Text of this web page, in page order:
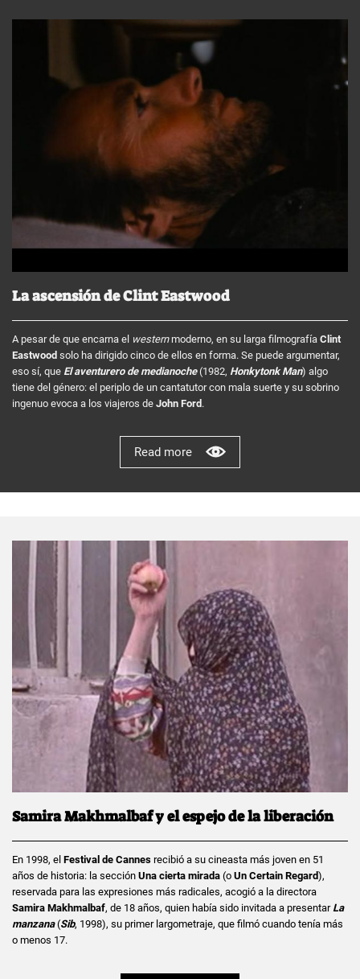
La ascensión de Clint Eastwood
A pesar de que encarna el westernmoderno, en su larga filmografía Clint
Eastwood solo ha dirigido cinco de ellos en forma. Se puede argumentar,
eso sí, que El aventurero de medianoche(1982, Honkytonk Man) algo
tiene del género: el periplo de un cantatutor con mala suerte y su sobrino
ingenuo evoca a los viajeros de John Ford.
Read more
Samira Makhmalbaf y el espejo de la liberación
En 1998, el Festival de Cannes recibió a su cineasta más joven en 51
años de historia: la sección Una cierta mirada (o Un Certain Regard),
reservada para las expresiones más radicales, acogió a la directora
Samira Makhmalbaf, de 18 años, quien había sido invitada a presentarLa
manzana(Sib, 1998), su primer largometraje, que filmó cuando tenía más
o menos 17.